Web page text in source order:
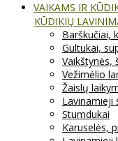
VAIKAMS IR
KŪDIKIŲ
Barškučiai,
Gultukai,
Vaikštynės,
Vežimėlio
Žaislų
Lavinamieji
Stumdukai
Karuselės,